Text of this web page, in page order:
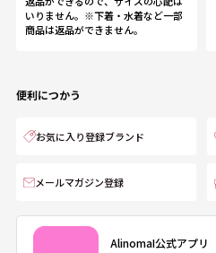
いりません。※下着・水着など一部
商品は返品ができません。
便利につかう
お気に入り登録ブランド
メールマガジン登録
AlinomaI公式アプリ